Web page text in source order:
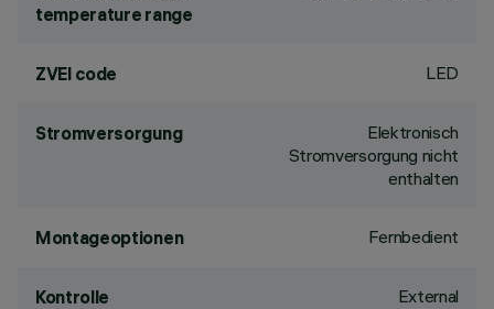
temperature range
ZVEI code LED
Stromversorgung
Elektronisch
Stromversorgung nicht
enthalten
Montageoptionen Fernbedient
Kontrolle External